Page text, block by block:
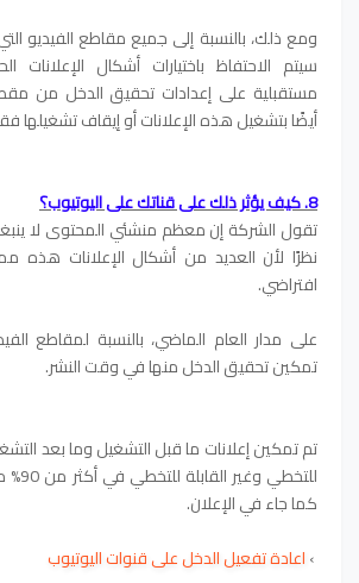
ومع ذلك، بالنسبة إلى جميع مقاطع الفيديو
سيتم الاحتفاظ باختيارات أشكال الإعلانات
مستقبلية على إعدادات تحقيق الدخل من
أيضًا بتشغيل هذه الإعلانات أو إيقاف تشغيلها
8. كيف يؤثر ذلك على قناتك على اليوتيوب؟
تقول الشركة إن معظم منشئي المحتوى لا ينبغي
نظرًا لأن العديد من أشكال الإعلانات هذه
افتراضي.
على مدار العام الماضي، بالنسبة لمقاطع
تمكين تحقيق الدخل منها في وقت النشر.
تم تمكين إعلانات ما قبل التشغيل وما بعد
كما جاء في الإعلان.
›اعادة تفعيل الدخل على قنوات اليوتيوب